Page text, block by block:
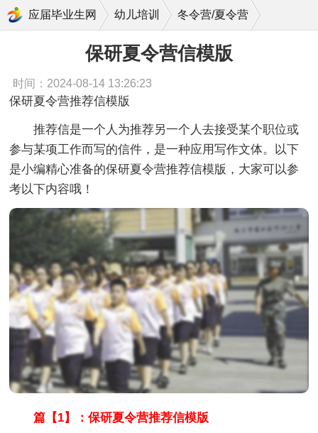
应届毕业生网 幼儿培训 冬令营/夏令营
保研夏令营信模版
时间：2024-08-14 13:26:23
保研夏令营推荐信模版
推荐信是一个人为推荐另一个人去接受某个职位或
参与某项工作而写的信件，是一种应用写作文体。以下
是小编精心准备的保研夏令营推荐信模版，大家可以参
考以下内容哦！
篇【1】：保研夏令营推荐信模版